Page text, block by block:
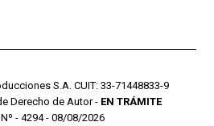
S.A. CUIT: 33-71448833-9
Derecho de Autor - EN TRÁMITE
- 4294 - 08/08/2026